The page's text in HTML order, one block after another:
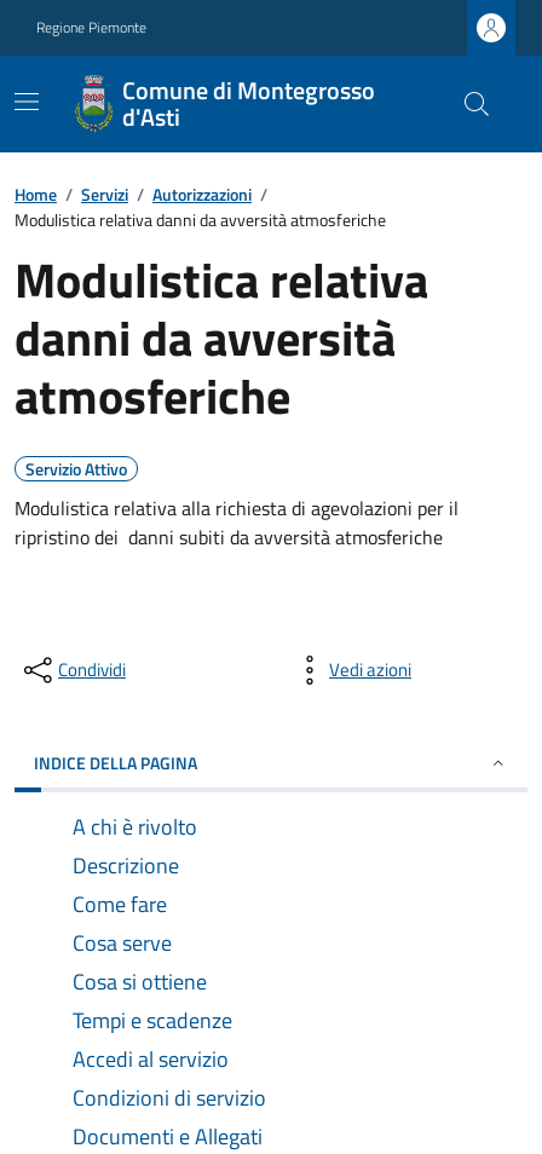
Regione Piemonte
Comune di Montegrosso
d'Asti
Home / Servizi / Autorizzazioni /
Modulistica relativa danni da avversità atmosferiche
Modulistica relativa
danni da avversità
atmosferiche
Servizio Attivo
Modulistica relativa alla richiesta di agevolazioni per il
ripristino dei danni subiti da avversità atmosferiche
Condividi Vedi azioni
INDICE DELLA PAGINA
A chi è rivolto
Descrizione
Come fare
Cosa serve
Cosa si ottiene
Tempi e scadenze
Accedi al servizio
Condizioni di servizio
Documenti e Allegati